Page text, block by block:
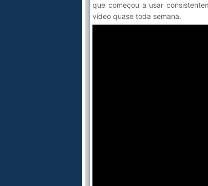
que começou a usar
vídeo quase toda semana.